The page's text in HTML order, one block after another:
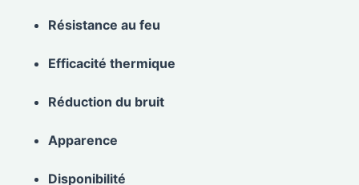
Résistance au feu
Efficacité thermique
Réduction du bruit
Apparence
Disponibilité